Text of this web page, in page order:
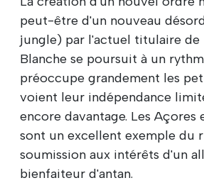
peut-être d'un nouveau
jungle) par l'actuel titulaire de
Blanche se poursuit à un
préoccupe grandement les
voient leur indépendance
encore davantage. Les Açores
sont un excellent exemple du
soumission aux intérêts d'un
bienfaiteur d'antan.